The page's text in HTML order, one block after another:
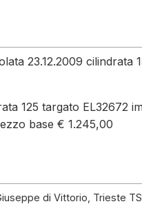
23.12.2009 cilindrata
125 targato EL32672
base € 1.245,00
di Vittorio, Trieste